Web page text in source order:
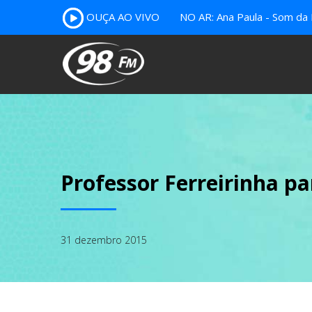
OUÇA AO VIVO NO AR: Ana Paula - Som da
Professor Ferreirinha
31 dezembro 2015